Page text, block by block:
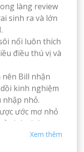
làng review
sinh ra và lớn
nổi luôn thích
điều thú vị và
nên Bill nhận
kinh nghiệm
nhỏ.
ước mơ nhỏ
xinh xinh.
lớn nhỏ , toàn
Xem thêm